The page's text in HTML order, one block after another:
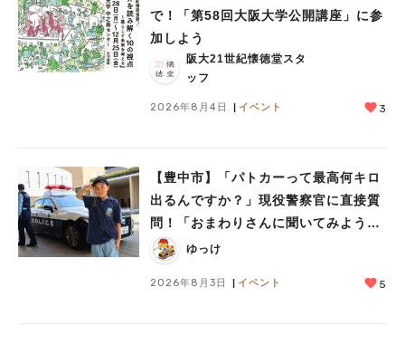
で！「第58回大阪大学公開講座」に参
加しよう
阪大21世紀懐徳堂スタ
ッフ
2026年8月4日 イベント 3
【豊中市】「パトカーって最高何キロ
出るんですか？」現役警察官に直接質
問！「おまわりさんに聞いてみよう」
に参加しました
ゆっけ
2026年8月3日 イベント 5